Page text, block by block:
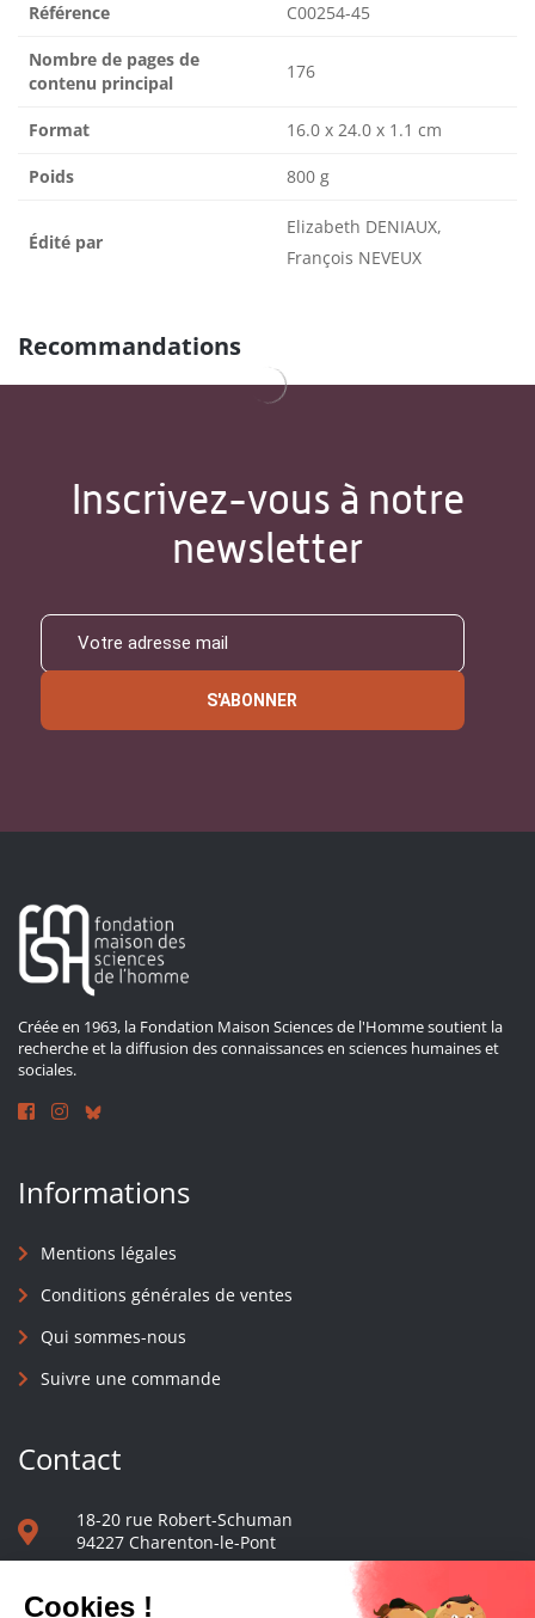
Référence C00254-45
Nombre de pages de
contenu principal
176
Format 16.0 x 24.0 x 1.1 cm
Poids 800 g
Édité par
Elizabeth DENIAUX,
François NEVEUX
Recommandations
Inscrivez-vous à notre
newsletter
S'ABONNER
Créée en 1963, la Fondation Maison Sciences de l'Homme soutient la
recherche et la diffusion des connaissances en sciences humaines et
sociales.
Informations
Mentions légales
Conditions générales de ventes
Qui sommes-nous
Suivre une commande
Contact
18-20 rue Robert-Schuman
94227 Charenton-le-Pont